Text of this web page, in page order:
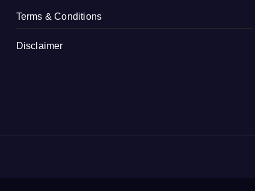
Terms & Conditions
Disclaimer